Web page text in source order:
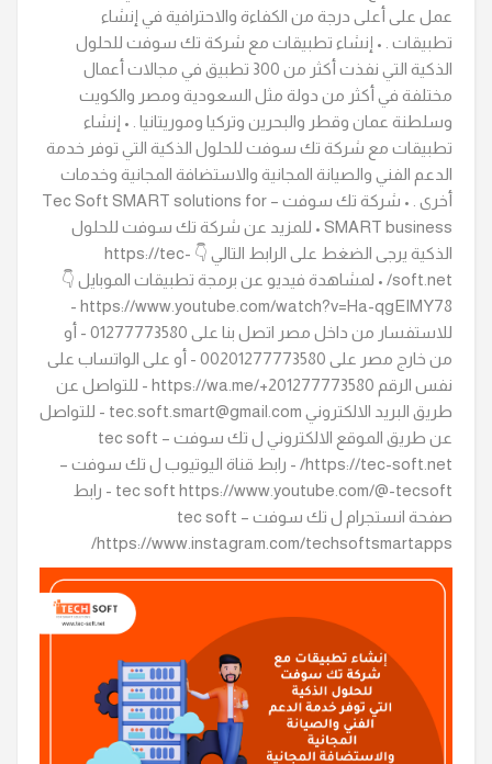
عمل على أعلى درجة من الكفاءة والاحترافية في إنشاء
تطبيقات . • إنشاء تطبيقات مع شركة تك سوفت للحلول
الذكية التي نفذت أكثر من 300 تطبيق في مجالات أعمال
مختلفة في أكثر من دولة مثل السعودية ومصر والكويت
وسلطنة عمان وقطر والبحرين وتركيا وموريتانيا . • إنشاء
تطبيقات مع شركة تك سوفت للحلول الذكية التي توفر خدمة
الدعم الفني والصيانة المجانية والاستضافة المجانية وخدمات
أخرى . • شركة تك سوفت – Tec Soft SMART solutions for
SMART business • للمزيد عن شركة تك سوفت للحلول
الذكية يرجى الضغط على الرابط التالي 👇 https://tec-
soft.net/ • لمشاهدة فيديو عن برمجة تطبيقات الموبايل 👇
https://www.youtube.com/watch?v=Ha-qgEIMY78 -
للاستفسار من داخل مصر اتصل بنا على 01277773580 - أو
من خارج مصر على 00201277773580 - أو على الواتساب على
نفس الرقم https://wa.me/+201277773580 - للتواصل عن
طريق البريد الالكتروني tec.soft.smart@gmail.com - للتواصل
عن طريق الموقع الالكتروني ل تك سوفت – tec soft
https://tec-soft.net/ - رابط قناة اليوتيوب ل تك سوفت –
tec soft https://www.youtube.com/@-tecsoft - رابط
صفحة انستجرام ل تك سوفت – tec soft
https://www.instagram.com/techsoftsmartapps/